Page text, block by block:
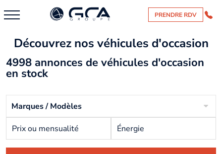
PRENDRE RDV
Découvrez nos véhicules d'occasion
4998 annonces de véhicules d'occasion
en stock
Marques / Modèles
Prix ou mensualité Énergie